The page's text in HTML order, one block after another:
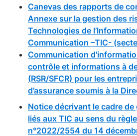
Canevas des rapports de
Annexe sur la gestion des
Technologies de
Communication –TIC-
Communication
contrôle et informations à
(RSR/SFCR) pour les
d’assurance soumis à la
Notice décrivant le cadre
liés aux TIC au sens du
n°2022/2554 du 14